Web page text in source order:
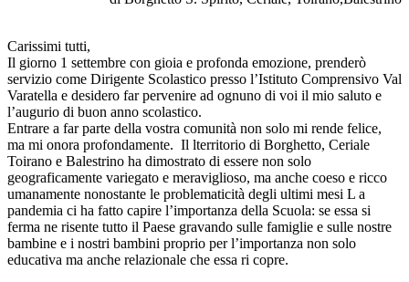
Carissimi tutti,
Il giorno 1 settembre con gioia e profonda emozione, prenderò
servizio come Dirigente Scolastico presso l’Istituto Comprensivo Val
Varatella e desidero far pervenire ad ognuno di voi il mio saluto e
l’augurio di buon anno scolastico.
Entrare a far parte della vostra comunità non solo mi rende felice,
ma mi onora profondamente. Il lterritorio di Borghetto, Ceriale
Toirano e Balestrino ha dimostrato di essere non solo
geograficamente variegato e meraviglioso, ma anche coeso e ricco
umanamente nonostante le problematicità degli ultimi mesi L a
pandemia ci ha fatto capire l’importanza della Scuola: se essa si
ferma ne risente tutto il Paese gravando sulle famiglie e sulle nostre
bambine e i nostri bambini proprio per l’importanza non solo
educativa ma anche relazionale che essa ri copre.